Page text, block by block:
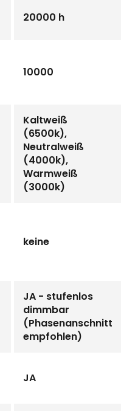
20000 h
10000
Kaltweiß
(6500k),
Neutralweiß
(4000k),
Warmweiß
(3000k)
keine
JA - stufenlos
dimmbar
(Phasenanschnitt
empfohlen)
JA